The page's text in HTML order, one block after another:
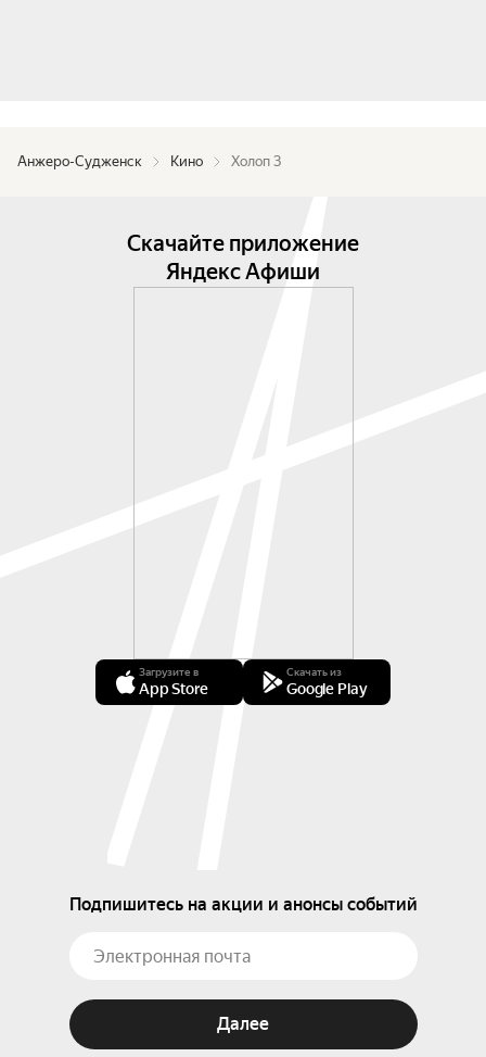
Анжеро-Судженск Кино Холоп 3
Скачайте приложение
Яндекс Афиши
Загрузите в
App Store
Скачать из
Google Play
Подпишитесь на акции и анонсы событий
Далее